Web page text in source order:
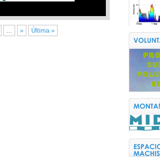
... » Última »